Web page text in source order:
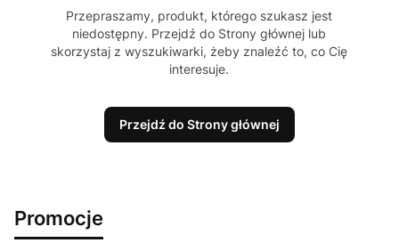
Przepraszamy, produkt, którego szukasz jest
niedostępny. Przejdź do Strony głównej lub
skorzystaj z wyszukiwarki, żeby znaleźć to, co Cię
interesuje.
Przejdź do Strony głównej
Promocje